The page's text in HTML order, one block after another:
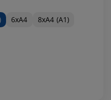
6xA4
8xA4 (A1)